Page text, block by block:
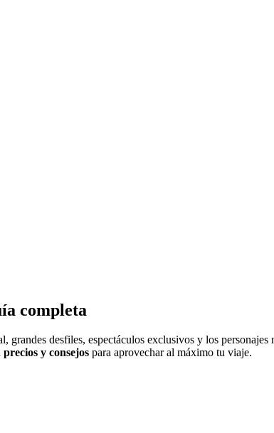
completa
desfiles, espectáculos exclusivos y los personajes
y consejos para aprovechar al máximo tu viaje.